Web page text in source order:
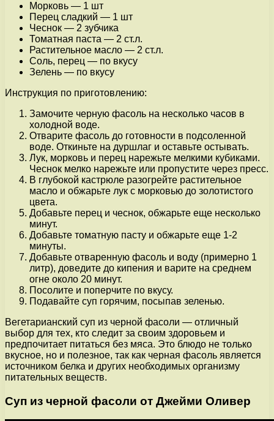
Морковь — 1 шт
Перец сладкий — 1 шт
Чеснок — 2 зубчика
Томатная паста — 2 ст.л.
Растительное масло — 2 ст.л.
Соль, перец — по вкусу
Зелень — по вкусу
Инструкция по приготовлению:
Замочите черную фасоль на несколько часов в
холодной воде.
Отварите фасоль до готовности в подсоленной
воде. Откиньте на дуршлаг и оставьте остывать.
Лук, морковь и перец нарежьте мелкими кубиками.
Чеснок мелко нарежьте или пропустите через пресс.
В глубокой кастрюле разогрейте растительное
масло и обжарьте лук с морковью до золотистого
цвета.
Добавьте перец и чеснок, обжарьте еще несколько
минут.
Добавьте томатную пасту и обжарьте еще 1-2
минуты.
Добавьте отваренную фасоль и воду (примерно 1
литр), доведите до кипения и варите на среднем
огне около 20 минут.
Посолите и поперчите по вкусу.
Подавайте суп горячим, посыпав зеленью.
Вегетарианский суп из черной фасоли — отличный
выбор для тех, кто следит за своим здоровьем и
предпочитает питаться без мяса. Это блюдо не только
вкусное, но и полезное, так как черная фасоль является
источником белка и других необходимых организму
питательных веществ.
Суп из черной фасоли от Джейми Оливер